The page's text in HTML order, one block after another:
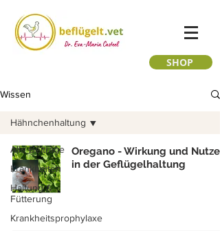
SHOP
Wissen
Alle Beiträge
Krankheiten
Haltung &
Fütterung
Krankheitsprophylaxe
Hähnchenhaltung
Oregano - Wirkung und Nutzen
in der Geflügelhaltung